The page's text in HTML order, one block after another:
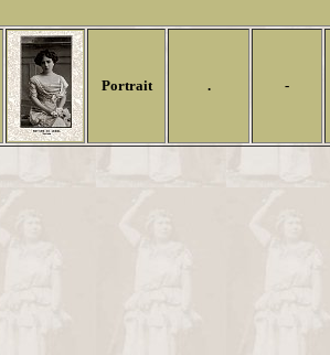
Portrait . -